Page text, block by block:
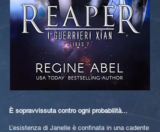
È sopravvissuta contro ogni probabilità...
L’esistenza di Janelle è confinata in una cadente